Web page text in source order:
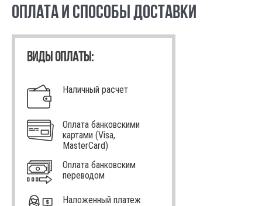
ОПЛАТА И СПОСОБЫ ДОСТАВКИ
ВИДЫ ОПЛАТЫ:
Наличный расчет
Оплата банковскими
картами (Visa,
MasterCard)
Оплата банковским
переводом
Наложенный платеж